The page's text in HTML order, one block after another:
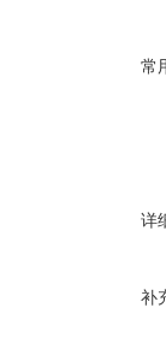
常
详
补